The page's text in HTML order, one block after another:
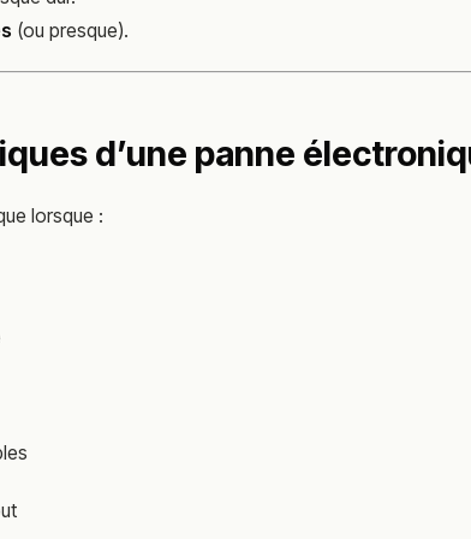
(ou presque).
d’une panne
lorsque :